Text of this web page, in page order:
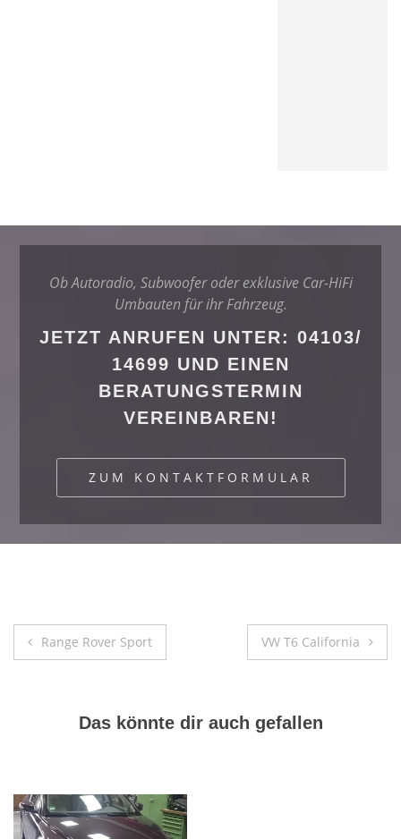
Ob Autoradio, Subwoofer oder exklusive Car-HiFi
Umbauten für ihr Fahrzeug.
JETZT ANRUFEN UNTER: 04103/
14699 UND EINEN
BERATUNGSTERMIN
VEREINBAREN!
ZUM KONTAKTFORMULAR
Beitragsnavigation
Range Rover Sport VW T6 California
Das könnte dir auch gefallen